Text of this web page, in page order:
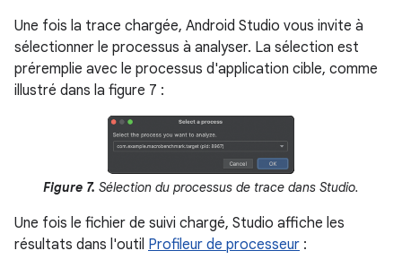
Une fois la trace chargée, Android Studio vous invite à
sélectionner le processus à analyser. La sélection est
préremplie avec le processus d'application cible, comme
illustré dans la figure 7 :
Figure 7. Sélection du processus de trace dans Studio.
Une fois le fichier de suivi chargé, Studio affiche les
résultats dans l'outil Profileur de processeur :